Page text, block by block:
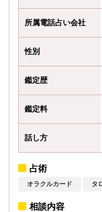
所属電話占い会社
性別
鑑定歴
鑑定料
話し方
占術
オラクルカード タ
相談内容